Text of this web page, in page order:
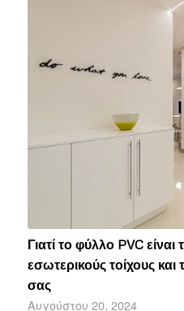
Γιατί το φύλλο PVC είναι
εσωτερικούς τοίχους και
σας
Αυγούστου 20, 2024